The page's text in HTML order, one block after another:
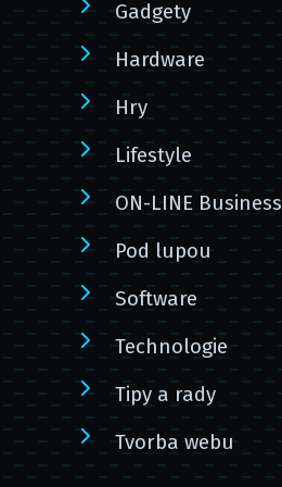
Gadgety
Hardware
Hry
Lifestyle
ON-LINE Business
Pod lupou
Software
Technologie
Tipy a rady
Tvorba webu